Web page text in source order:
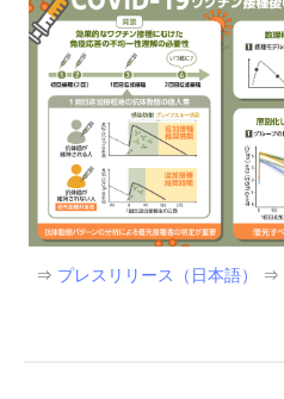
⇒ プレスリリース（日本語） ⇒